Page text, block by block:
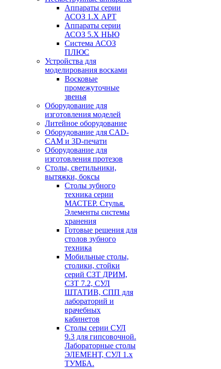
Аппараты серии
АСОЗ 1.Х АРТ
Аппараты серии
АСОЗ 5.Х НЬЮ
Система АСОЗ
ПЛЮС
Устройства для
моделирования восками
Восковые
промежуточные
звенья
Оборудование для
изготовления моделей
Литейное оборудование
Оборудование для CAD-
CAM и 3D-печати
Оборудование для
изготовления протезов
Cтолы, светильники,
вытяжки, боксы
Столы зубного
техника серии
МАСТЕР. Стулья.
Элементы системы
хранения
Готовые решения для
столов зубного
техника
Мобильные столы,
столики, стойки
серий СЗТ ДРИМ,
СЗТ 7.2, СУЛ
ШТАТИВ, СПП для
лабораторий и
врачебных
кабинетов
Столы серии СУЛ
9.3 для гипсовочной.
Лабораторные столы
ЭЛЕМЕНТ, СУЛ 1.х
ТУМБА.